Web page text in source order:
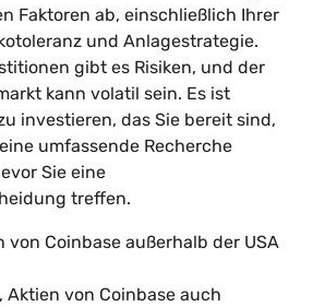
Faktoren ab, einschließlich Ihrer
und Anlagestrategie.
gibt es Risiken, und der
kann volatil sein. Es ist
investieren, das Sie bereit sind,
umfassende Recherche
Sie eine
treffen.
von Coinbase außerhalb der USA
Aktien von Coinbase auch